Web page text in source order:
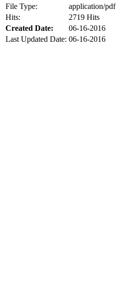
File Type:
application/pdf
Hits:
2719 Hits
Created Date:
06-16-2016
Last Updated Date: 06-16-2016